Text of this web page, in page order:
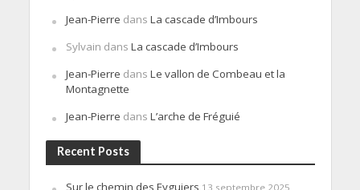
Jean-Pierre dans La cascade d’Imbours
Sylvain dans La cascade d’Imbours
Jean-Pierre dans Le vallon de Combeau et la
Montagnette
Jean-Pierre dans L’arche de Fréguié
Recent Posts
Sur le chemin des Eyguiers 13 septembre 2025